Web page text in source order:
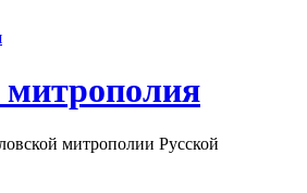
митрополии Русской